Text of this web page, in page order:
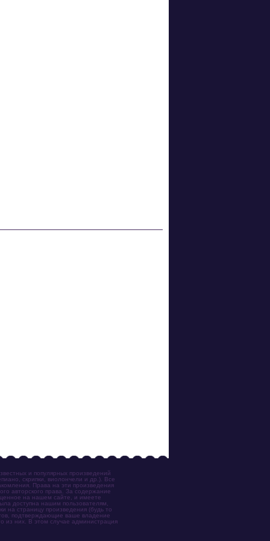
и популярных произведений
скрипки, виолончели и др.). Все
Права на эти произведения
авторского права. За содержание
на нашем сайте, и имеете
доступна нашим пользователям,
на страницу произведения (будь то
подтверждающие ваше владение
из них. В этом случае администрация